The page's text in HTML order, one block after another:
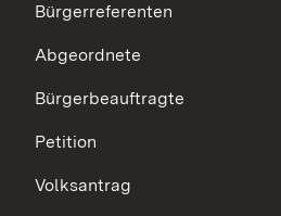
Bürgerreferenten
Abgeordnete
Bürgerbeauftragte
Petition
Volksantrag